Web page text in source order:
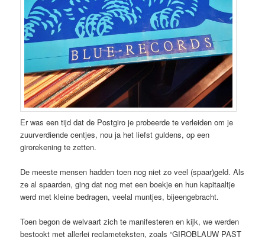
Er was een tijd dat de Postgiro je probeerde te verleiden om je
zuurverdiende centjes, nou ja het liefst guldens, op een
girorekening te zetten.
De meeste mensen hadden toen nog niet zo veel (spaar)geld. Als
ze al spaarden, ging dat nog met een boekje en hun kapitaaltje
werd met kleine bedragen, veelal muntjes, bijeengebracht.
Toen begon de welvaart zich te manifesteren en kijk, we werden
bestookt met allerlei reclameteksten, zoals “GIROBLAUW PAST